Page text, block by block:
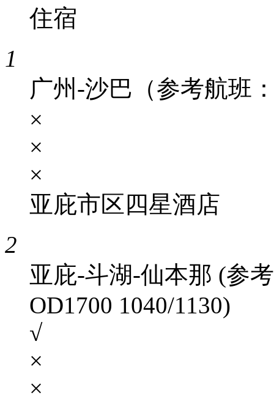
住宿
1
广州-沙巴（参考航班
×
×
×
亚庇市区四星酒店
2
亚庇-斗湖-仙本那 (参
OD1700 1040/1130)
√
×
×